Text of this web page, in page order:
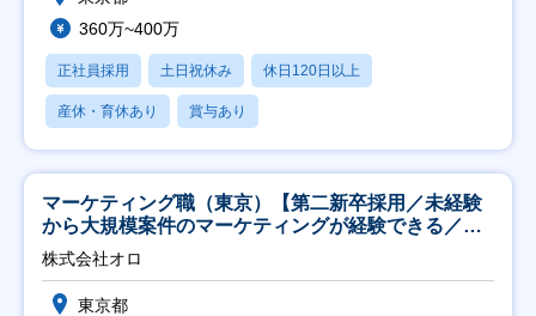
360万~400万
正社員採用 土日祝休み 休日120日以上
産休・育休あり 賞与あり
マーケティング職（東京）【第二新卒採用／未経験
から大規模案件のマーケティングが経験できる／研
修充実】
株式会社オロ
東京都